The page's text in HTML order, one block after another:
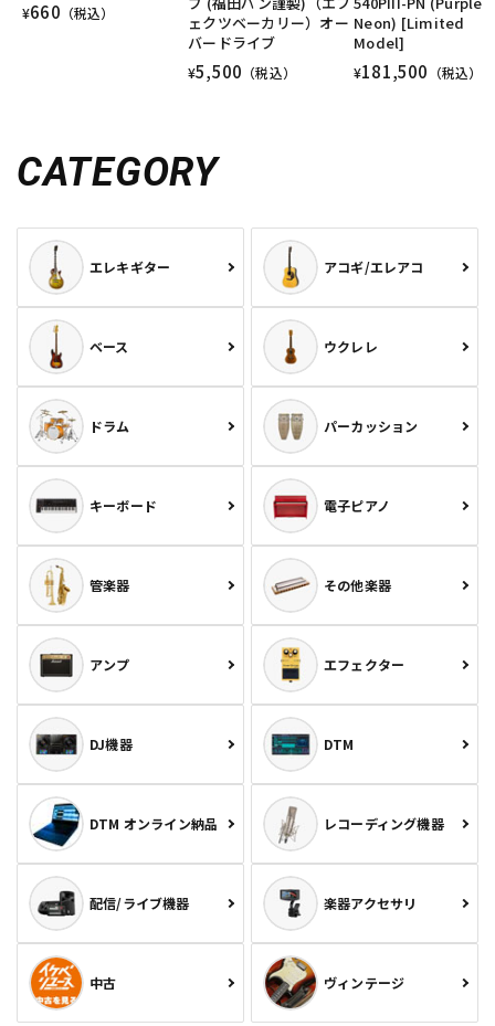
¥660 （税込）
ェクツベーカリー）オー
バードライブ
¥5,500 （税込）
Neon) [Limited
Model]
¥181,500 （税込）
CATEGORY
エレキギター アコギ/エレアコ
ベース ウクレレ
ドラム パーカッション
キーボード 電子ピアノ
管楽器 その他楽器
アンプ エフェクター
DJ機器 DTM
DTM オンライン納品 レコーディング機器
配信/ライブ機器 楽器アクセサリ
中古 ヴィンテージ